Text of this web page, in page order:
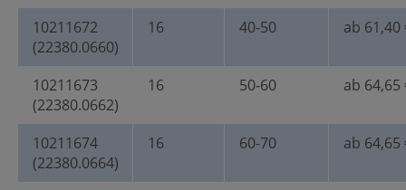
10211672
(22380.0660)
16 40-50 ab 61,40
10211673
(22380.0662)
16 50-60 ab 64,65
10211674
(22380.0664)
16 60-70 ab 64,65